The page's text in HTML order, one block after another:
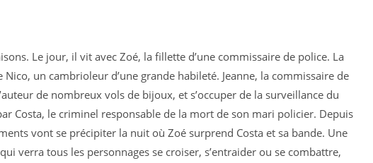
Le jour, il vit avec Zoé, la fillette d’une commissaire de police. La
un cambrioleur d’une grande habileté. Jeanne, la commissaire de
de nombreux vols de bijoux, et s’occuper de la surveillance du
Costa, le criminel responsable de la mort de son mari policier. Depuis
vont se précipiter la nuit où Zoé surprend Costa et sa bande. Une
verra tous les personnages se croiser, s’entraider ou se combattre,